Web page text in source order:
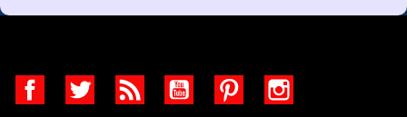
FacebookTwitter Rss YouTube Pinterest